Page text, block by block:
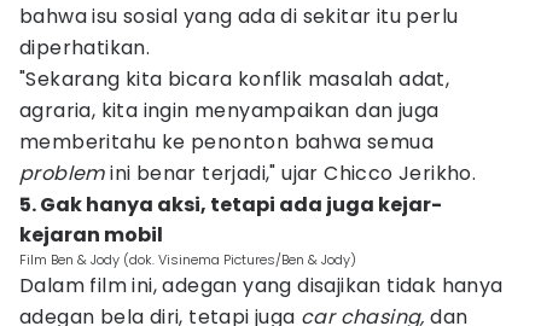
bahwa isu sosial yang ada di sekitar itu perlu
diperhatikan.
"Sekarang kita bicara konflik masalah adat,
agraria, kita ingin menyampaikan dan juga
memberitahu ke penonton bahwa semua
problemini benar terjadi," ujar Chicco Jerikho.
5. Gak hanya aksi, tetapi ada juga kejar-
kejaran mobil
Film Ben & Jody (dok. Visinema Pictures/Ben & Jody)
Dalam film ini, adegan yang disajikan tidak hanya
adegan bela diri, tetapi juga car chasing,dan